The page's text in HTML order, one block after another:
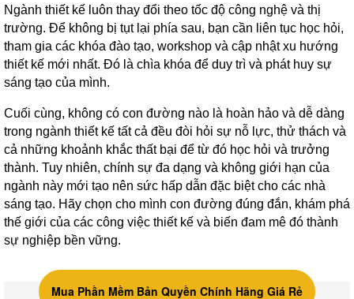
Ngành thiết kế luôn thay đổi theo tốc độ công nghệ và thị
trường. Để không bị tụt lại phía sau, bạn cần liên tục học hỏi,
tham gia các khóa đào tạo, workshop và cập nhật xu hướng
thiết kế mới nhất. Đó là chìa khóa để duy trì và phát huy sự
sáng tạo của mình.
Cuối cùng, không có con đường nào là hoàn hảo và dễ dàng
trong ngành thiết kế tất cả đều đòi hỏi sự nỗ lực, thử thách và
cả những khoảnh khắc thất bại để từ đó học hỏi và trưởng
thành. Tuy nhiên, chính sự đa dạng và không giới hạn của
ngành này mới tạo nên sức hấp dẫn đặc biệt cho các nhà
sáng tạo. Hãy chọn cho mình con đường đúng đắn, khám phá
thế giới của các công việc thiết kế và biến đam mê đó thành
sự nghiệp bền vững.
Mua Phần Mềm Bản Quyền Chính Hãng Giá Rẻ